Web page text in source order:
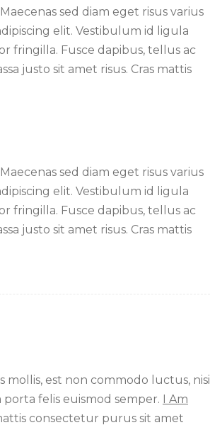
sed diam eget risus varius
elit. Vestibulum id ligula
fringilla. Fusce dapibus, tellus ac
justo sit amet risus. Cras mattis
sed diam eget risus varius
elit. Vestibulum id ligula
fringilla. Fusce dapibus, tellus ac
justo sit amet risus. Cras mattis
est non commodo luctus, nisi
porta felis euismod semper.
I Am
consectetur purus sit amet